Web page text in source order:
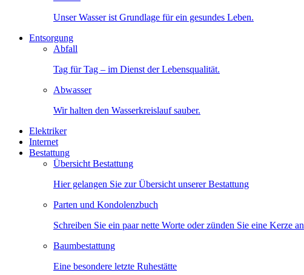
Unser Wasser ist Grundlage für ein gesundes Leben.
Entsorgung
Abfall
Tag für Tag – im Dienst der Lebensqualität.
Abwasser
Wir halten den Wasserkreislauf sauber.
Elektriker
Internet
Bestattung
Übersicht Bestattung
Hier gelangen Sie zur Übersicht unserer Bestattung
Parten und Kondolenzbuch
Schreiben Sie ein paar nette Worte oder zünden Sie eine Kerze an
Baumbestattung
Eine besondere letzte Ruhestätte